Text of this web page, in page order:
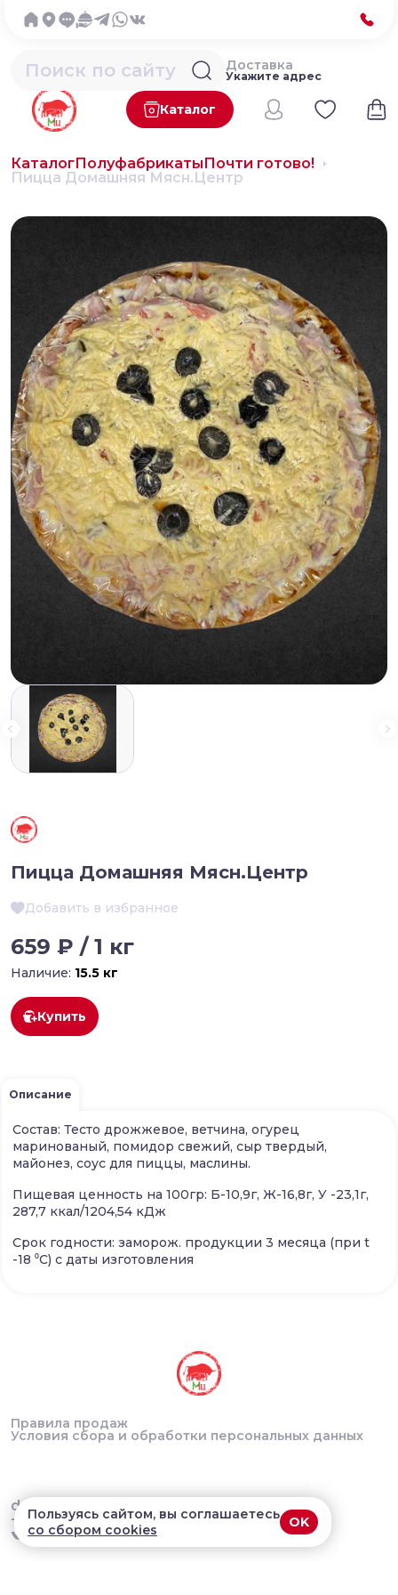
Каталог
Доставка
Укажите адрес
КаталогПолуфабрикатыПочти готово!
Пицца Домашняя Мясн.Центр
Пицца Домашняя Мясн.Центр
Добавить в избранное
659 ₽ / 1 кг
Наличие: 15.5 кг
Купить
Описание
Состав: Тесто дрожжевое, ветчина, огурец
маринованый, помидор свежий, сыр твердый,
майонез, соус для пиццы, маслины.
Пищевая ценность на 100гр: Б-10,9г, Ж-16,8г, У -23,1г,
287,7 ккал/1204,54 кДж
Срок годности: заморож. продукции 3 месяца (при t
-18 ⁰C) с даты изготовления
Правила продаж
Условия сбора и обработки персональных данных
delivery@myasnoycentr.ru
+7 (922) 144-28-86
Пользуясь сайтом, вы соглашаетесь
со сбором cookies
OK